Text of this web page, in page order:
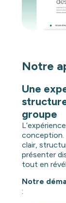
Notre
Une
groupe
conception.
clair,
présenter
tout en
Notre
: